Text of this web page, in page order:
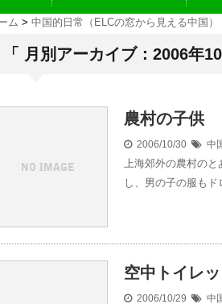
ム > 中国的日常（ELCの窓から見える中国）
「 月別アーカイブ：2006年
農村の子供
2006/10/30 中
上海郊外の農村のと
し、男の子の服も
空中トイレッ
2006/10/29 中